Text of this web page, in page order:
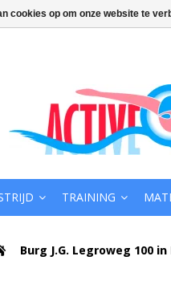
TRAINING
Burg J.G. Legroweg 100 in
cookies op om onze website te